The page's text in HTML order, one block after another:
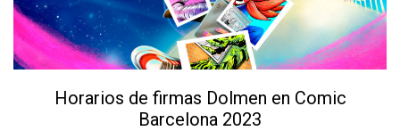
Horarios de firmas Dolmen en Comic
Barcelona 2023